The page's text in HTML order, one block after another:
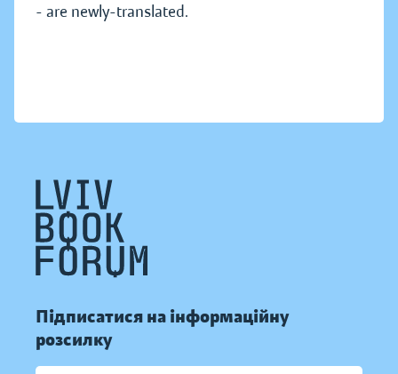
- are newly-translated.
Підписатися на інформаційну
розсилку